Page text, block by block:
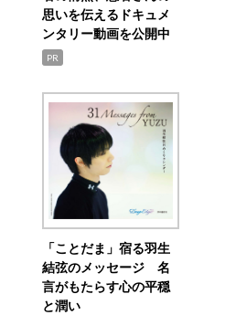
思いを伝えるドキュメ
ンタリー動画を公開中
PR
「ことだま」宿る羽生
結弦のメッセージ 名
言がもたらす心の平穏
と潤い